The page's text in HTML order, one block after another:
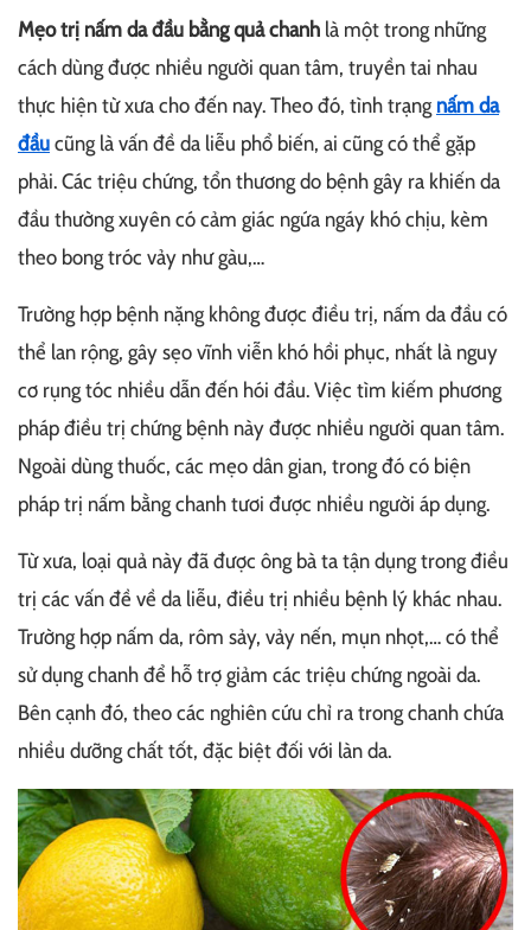
Mẹo trị nấm da đầu bằng quả chanh là một trong những
cách dùng được nhiều người quan tâm, truyền tai nhau
thực hiện từ xưa cho đến nay. Theo đó, tình trạng nấm da
đầucũng là vấn đề da liễu phổ biến, ai cũng có thể gặp
phải. Các triệu chứng, tổn thương do bệnh gây ra khiến da
đầu thường xuyên có cảm giác ngứa ngáy khó chịu, kèm
theo bong tróc vảy như gàu,…
Trường hợp bệnh nặng không được điều trị, nấm da đầu có
thể lan rộng, gây sẹo vĩnh viễn khó hồi phục, nhất là nguy
cơ rụng tóc nhiều dẫn đến hói đầu. Việc tìm kiếm phương
pháp điều trị chứng bệnh này được nhiều người quan tâm.
Ngoài dùng thuốc, các mẹo dân gian, trong đó có biện
pháp trị nấm bằng chanh tươi được nhiều người áp dụng.
Từ xưa, loại quả này đã được ông bà ta tận dụng trong điều
trị các vấn đề về da liễu, điều trị nhiều bệnh lý khác nhau.
Trường hợp nấm da, rôm sảy, vảy nến, mụn nhọt,… có thể
sử dụng chanh để hỗ trợ giảm các triệu chứng ngoài da.
Bên cạnh đó, theo các nghiên cứu chỉ ra trong chanh chứa
nhiều dưỡng chất tốt, đặc biệt đối với làn da.